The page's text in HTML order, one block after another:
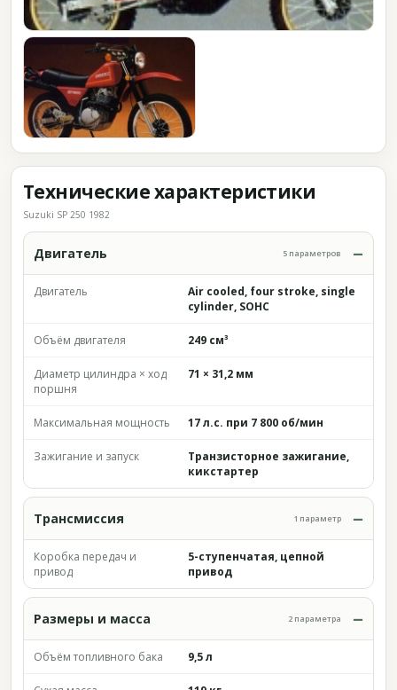
Технические характеристики
Suzuki SP 250 1982
Двигатель 5 параметров
Двигатель
Air cooled, four stroke, single
cylinder, SOHC
Объём двигателя 249 см³
Диаметр цилиндра × ход
поршня
71 × 31,2 мм
Максимальная мощность 17 л.с. при 7 800 об/мин
Зажигание и запуск
Транзисторное зажигание,
кикстартер
Трансмиссия 1 параметр
Коробка передач и
привод
5-ступенчатая, цепной
привод
Размеры и масса 2 параметра
Объём топливного бака 9,5 л